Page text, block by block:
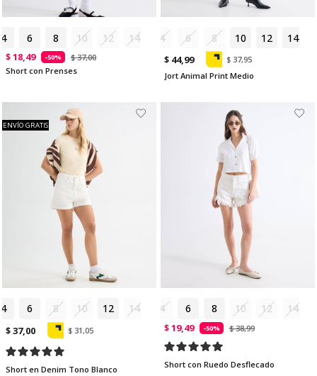
4 6 8 10 12 14
$ 18,49 -50%
$ 37,00
Short con Prenses
4 6 8 10 12 14
$ 44,99
$ 37,95
Jort Animal Print Medio
4 6 8 10 12 14
ENVÍO GRATIS
$ 37,00 $ 31,05
Short en Denim Tono Blanco
4 6 8 10 12 14
$ 19,49 -50% $ 38,99
Short con Ruedo Desflecado